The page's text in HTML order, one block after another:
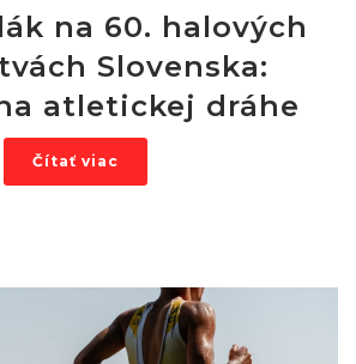
na 60. halových
Slovenska:
atletickej dráhe
Čítať viac